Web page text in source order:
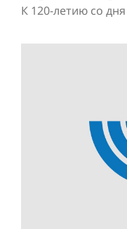
К 120-летию со